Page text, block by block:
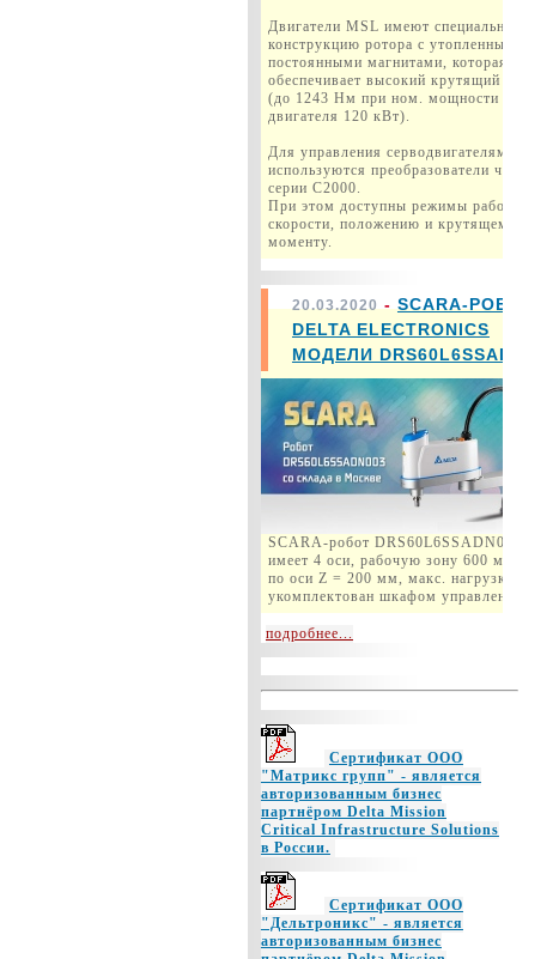
Двигатели MSL имеют специальную
конструкцию ротора с утопленными
постоянными магнитами, которая
обеспечивает высокий крутящий момент
(до 1243 Нм при ном. мощности
двигателя 120 кВт).
Для управления серводвигателями MSL
используются преобразователи частоты
серии C2000.
При этом доступны режимы работы по
скорости, положению и крутящему
моменту.
20.03.2020 - SCARA-РОБОТ
DELTA ELECTRONICS
МОДЕЛИ DRS60L6SSADN003
SCARA-робот DRS60L6SSADN003
имеет 4 оси, рабочую зону 600 мм, ход
по оси Z = 200 мм, макс. нагрузка 6кг и
укомплектован шкафом управления.
подробнее...
Сертификат ООО
"Матрикс групп" - является
авторизованным бизнес
партнёром Delta Mission
Critical Infrastructure Solutions
в России.
Сертификат ООО
"Дельтроникс" - является
авторизованным бизнес